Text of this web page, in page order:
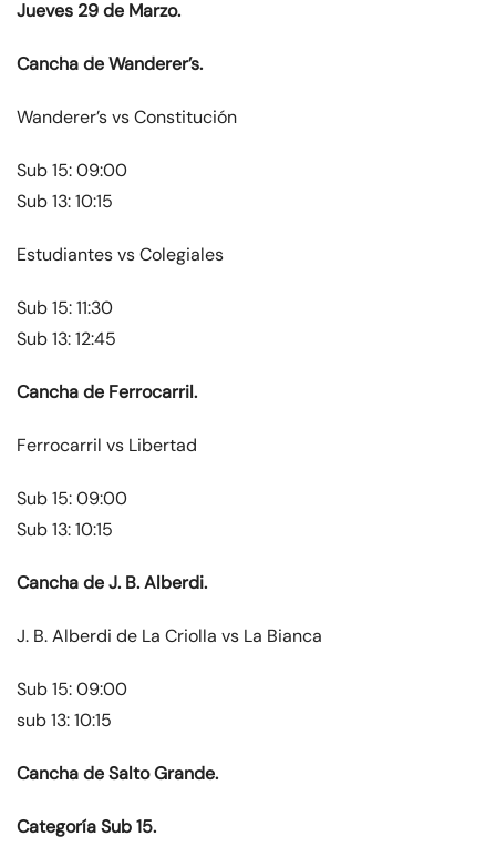
Jueves 29 de Marzo.
Cancha de Wanderer’s.
Wanderer’s vs Constitución
Sub 15: 09:00
Sub 13: 10:15
Estudiantes vs Colegiales
Sub 15: 11:30
Sub 13: 12:45
Cancha de Ferrocarril.
Ferrocarril vs Libertad
Sub 15: 09:00
Sub 13: 10:15
Cancha de J. B. Alberdi.
J. B. Alberdi de La Criolla vs La Bianca
Sub 15: 09:00
sub 13: 10:15
Cancha de Salto Grande.
Categoría Sub 15.